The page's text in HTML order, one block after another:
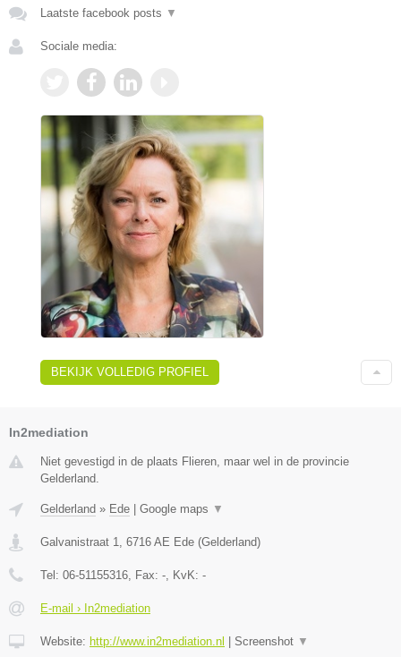
Laatste facebook posts ▼
Sociale media:
BEKIJK VOLLEDIG PROFIEL
In2mediation
Niet gevestigd in de plaats Flieren, maar wel in de provincie
Gelderland.
Gelderland » Ede Google maps ▼
Galvanistraat 1 6716 AE Ede (Gelderland)
Tel: 06-51155316 , Fax: - , KvK: -
E-mail › In2mediation
Website: http://www.in2mediation.nl Screenshot ▼